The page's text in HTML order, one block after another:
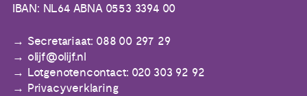
IBAN: NL64 ABNA 0553 3394 00
Secretariaat: 088 00 297 29
olijf@olijf.nl
Lotgenotencontact: 020 303 92 92
Privacyverklaring